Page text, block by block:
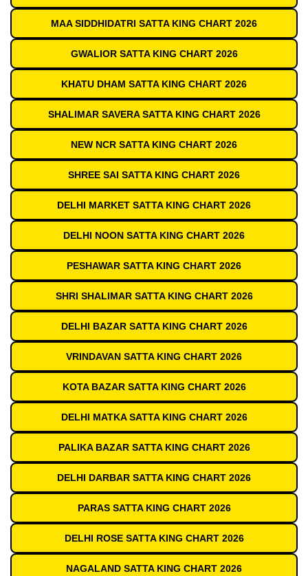
MAA SIDDHIDATRI SATTA KING CHART 2026
GWALIOR SATTA KING CHART 2026
KHATU DHAM SATTA KING CHART 2026
SHALIMAR SAVERA SATTA KING CHART 2026
NEW NCR SATTA KING CHART 2026
SHREE SAI SATTA KING CHART 2026
DELHI MARKET SATTA KING CHART 2026
DELHI NOON SATTA KING CHART 2026
PESHAWAR SATTA KING CHART 2026
SHRI SHALIMAR SATTA KING CHART 2026
DELHI BAZAR SATTA KING CHART 2026
VRINDAVAN SATTA KING CHART 2026
KOTA BAZAR SATTA KING CHART 2026
DELHI MATKA SATTA KING CHART 2026
PALIKA BAZAR SATTA KING CHART 2026
DELHI DARBAR SATTA KING CHART 2026
PARAS SATTA KING CHART 2026
DELHI ROSE SATTA KING CHART 2026
NAGALAND SATTA KING CHART 2026